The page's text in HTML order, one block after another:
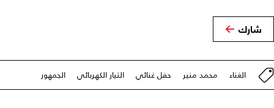
شارك
الغناء محمد منير حفل غنائي التيار الكهربائي الجمهور